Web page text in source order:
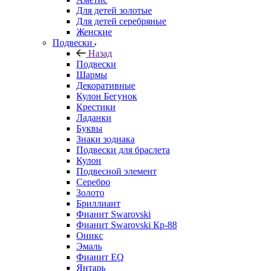
Для детей золотые
Для детей серебряные
Женские
Подвески
Назад
Подвески
Шармы
Декоративные
Кулон Бегунок
Крестики
Ладанки
Буквы
Знаки зодиака
Подвески для браслета
Кулон
Подвесной элемент
Серебро
Золото
Бриллиант
Фианит Swarovski
Фианит Swarovski Кр-88
Оникс
Эмаль
Фианит EQ
Янтарь